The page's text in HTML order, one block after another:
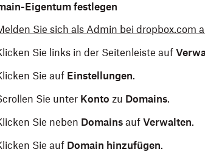
Eigentum festlegen
Sie sich als Admin bei dropbox.com
Sie links in der Seitenleiste auf
Sie auf Einstellungen.
Sie unter Konto zu Domains.
Sie neben Domains auf Verwalten.
Sie auf Domain hinzufügen.